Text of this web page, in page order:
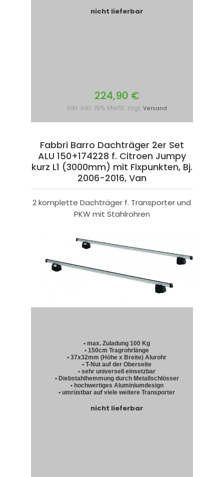
nicht lieferbar
224,90 €
inkl. inkl. 19% MwSt. zzgl. Versand
Fabbri Barro Dachträger 2er Set
ALU 150+174228 f. Citroen Jumpy
kurz L1 (3000mm) mit Fixpunkten, Bj.
2006-2016, Van
2 komplette Dachträger f. Transporter und
PKW mit Stahlrohren
• max. Zuladung 100 Kg
• 150cm Tragrohrlänge
• 37x32mm (Höhe x Breite) Alurohr
• T-Nut auf der Oberseite
• sehr universell einsetzbar
• Diebstahlhemmung durch Metallschlösser
• hochwertiges Aluminiumdesign
• umrüstbar auf viele weitere Transporter
nicht lieferbar